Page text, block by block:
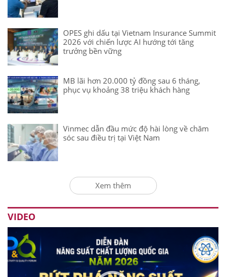
OPES ghi dấu tại Vietnam Insurance Summit
2026 với chiến lược AI hướng tới tăng
trưởng bền vững
MB lãi hơn 20.000 tỷ đồng sau 6 tháng,
phục vụ khoảng 38 triệu khách hàng
Vinmec dẫn đầu mức độ hài lòng về chăm
sóc sau điều trị tại Việt Nam
Xem thêm
VIDEO